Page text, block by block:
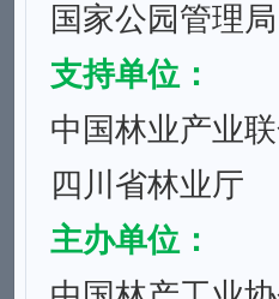
国家公园管
支持单位：
中国林业产
四川省林业厅
主办单位：